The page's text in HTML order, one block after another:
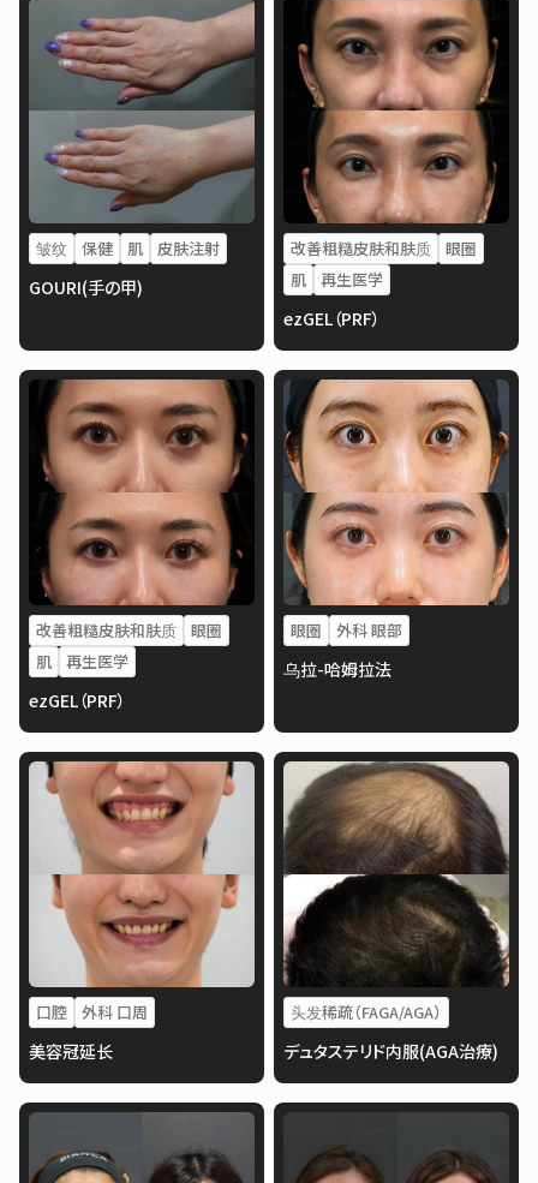
皱纹 保健 肌 皮肤注射
GOURI(手の甲)
改善粗糙皮肤和肤质
眼圈
肌
再生医学
ezGEL（PRF）
改善粗糙皮肤和肤质
眼圈
肌
再生医学
ezGEL（PRF）
眼圈 外科 眼部
乌拉-哈姆拉法
口腔 外科 口周
美容冠延长
头发稀疏（FAGA/AGA）
デュタステリド内服(AGA治療)